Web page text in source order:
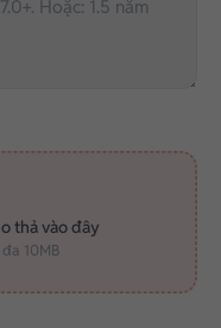
thả vào đây
10MB